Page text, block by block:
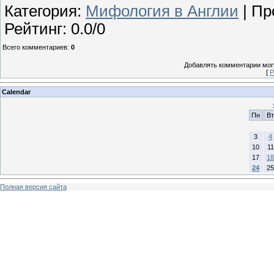
Категория: Мифология в Англии
Рейтинг: 0.0/0
Всего комментариев: 0
Добавлять комментарии
[
Calendar
Пн
Вт
3
4
10
11
17
18
24
25
Полная версия сайта